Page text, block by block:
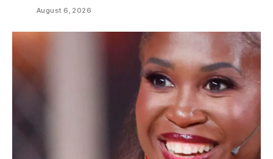
August 6, 2026